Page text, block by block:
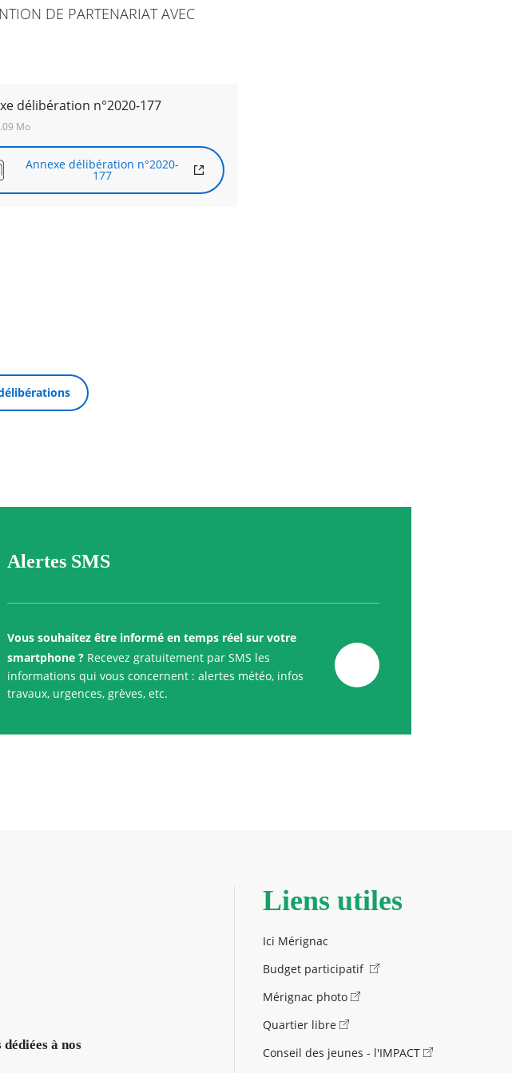
DE PARTENARIAT AVEC
délibération n°2020-177
Mo
Annexe délibération n°2020-
177
Alertes SMS
Vous souhaitez être informé en temps réel sur votre
smartphone ? Recevez gratuitement par SMS les
informations qui vous concernent : alertes météo, infos
travaux, urgences, grèves, etc.
à nos
Liens utiles
Ici Mérignac
Budget participatif
Mérignac photo
Quartier libre
Conseil des jeunes - l'IMPACT